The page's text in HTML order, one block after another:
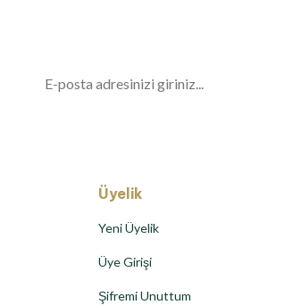
Üyelik
Yeni Üyelik
Üye Girişi
Şifremi Unuttum